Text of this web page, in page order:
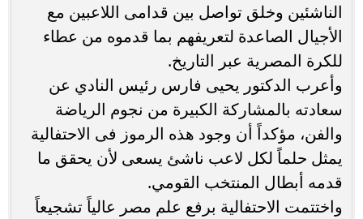
الناشئين وخلق تواصل بين قدامى اللاعبين مع
الأجيال الصاعدة لتعريفهم بما قدموه من عطاء
للكرة المصرية عبر التاريخ.
وأعرب الدكتور يحيى فارس رئيس النادي عن
سعادته بالمشاركة الكبيرة من نجوم الرياضة
والفن، مؤكداً أن وجود هذه الرموز فى الاحتفالية
يمثل حلماً لكل لاعب ناشئ يسعى لأن يحقق ما
قدمه أبطال المنتخب القومي.
واختتمت الاحتفالية برفع علم مصر عالياً تشجيعاً